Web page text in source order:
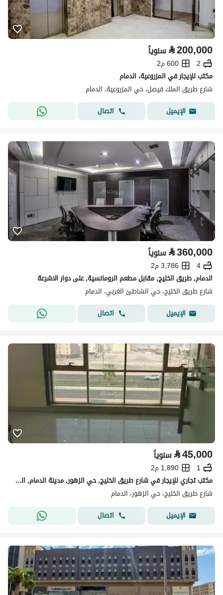
⃁200,000 سنوياً
2
600 م2
مكتب للإيجار في المزروعية، الدمام
شارع طريق الملك فيصل، حي المزروعية، الدمام
الإيميل
اتصال
⃁360,000 سنوياً
4
3,786 م2
الدمام, طريق الخليج, مقابل مطعم الرومانسية, على دوار الاشرعة
شارع طريق الخليج، حي الشاطئ الغربي، الدمام
الإيميل
اتصال
⃁45,000 سنوياً
1
1,890 م2
مكتب تجاري للإيجار في شارع طريق الخليج, حي الزهور, مدينة الدمام, المنطقة الشرقية
شارع طريق الخليج، حي الزهور، الدمام
الإيميل
اتصال